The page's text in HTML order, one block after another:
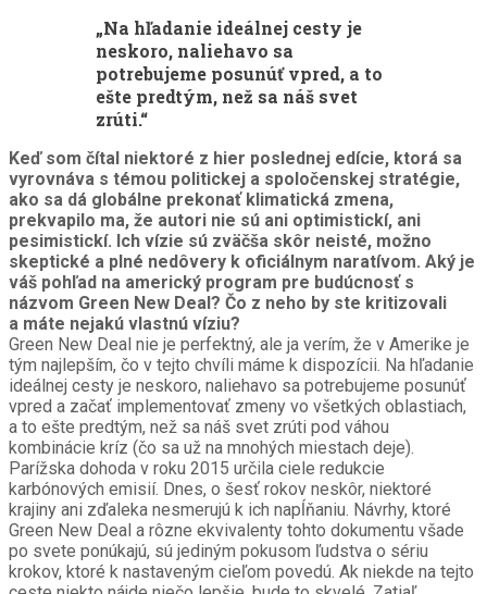
„Na hľadanie ideálnej cesty je
neskoro, naliehavo sa
potrebujeme posunúť vpred, a to
ešte predtým, než sa náš svet
zrúti.“
Keď som čítal niektoré z hier poslednej edície, ktorá sa
vyrovnáva s témou politickej a spoločenskej stratégie,
ako sa dá globálne prekonať klimatická zmena,
prekvapilo ma, že autori nie sú ani optimistickí, ani
pesimistickí. Ich vízie sú zväčša skôr neisté, možno
skeptické a plné nedôvery k oficiálnym naratívom. Aký je
váš pohľad na americký program pre budúcnosť s
názvom Green New Deal? Čo z neho by ste kritizovali
a máte nejakú vlastnú víziu?
Green New Deal nie je perfektný, ale ja verím, že v Amerike je
tým najlepším, čo v tejto chvíli máme k dispozícii. Na hľadanie
ideálnej cesty je neskoro, naliehavo sa potrebujeme posunúť
vpred a začať implementovať zmeny vo všetkých oblastiach,
a to ešte predtým, než sa náš svet zrúti pod váhou
kombinácie kríz (čo sa už na mnohých miestach deje).
Parížska dohoda v roku 2015 určila ciele redukcie
karbónových emisií. Dnes, o šesť rokov neskôr, niektoré
krajiny ani zďaleka nesmerujú k ich napĺňaniu. Návrhy, ktoré
Green New Deal a rôzne ekvivalenty tohto dokumentu všade
po svete ponúkajú, sú jediným pokusom ľudstva o sériu
krokov, ktoré k nastaveným cieľom povedú. Ak niekde na tejto